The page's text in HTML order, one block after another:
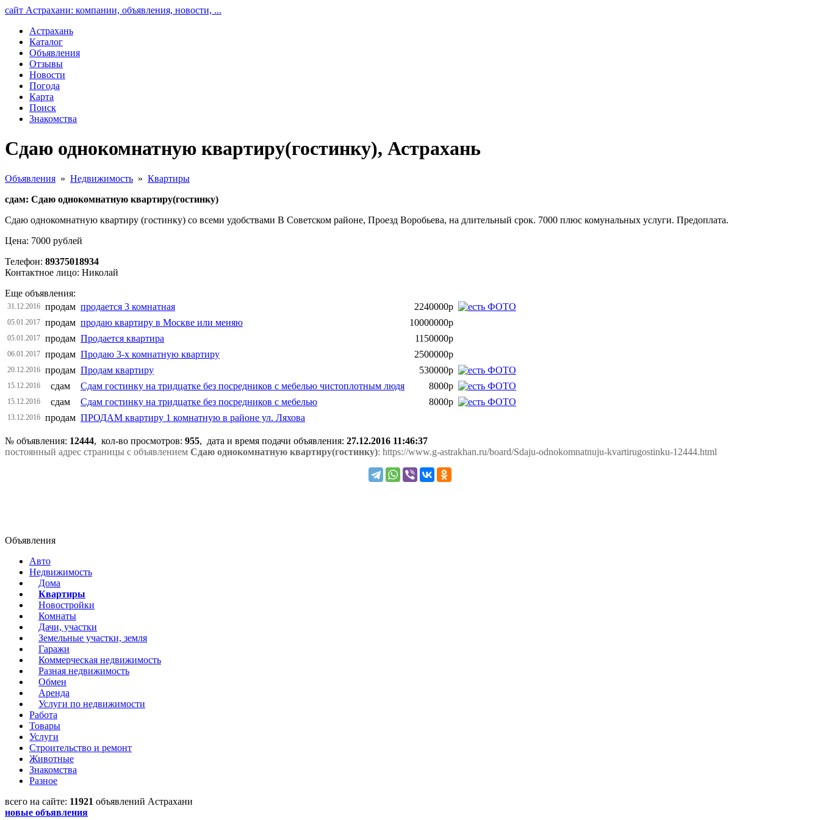
сайт Астрахани: компании, объявления, новости, ...
Астрахань
Каталог
Объявления
Отзывы
Новости
Погода
Карта
Поиск
Знакомства
Сдаю однокомнатную квартиру(гостинку), Астрахань
Объявления » Недвижимость » Квартиры
сдам: Сдаю однокомнатную квартиру(гостинку)
Сдаю однокомнатную квартиру (гостинку) со всеми удобствами В Советском районе, Проезд Воробьева, на длительный срок. 7000 плюс комунальных услуги. Предоплата.
Цена: 7000 рублей
Телефон: 89375018934
Контактное лицо: Николай
Еще объявления:
31.12.2016 продам продается 3 комнатная 2240000р
05.01.2017 продам продаю квартиру в Москве или меняю 10000000р
05.01.2017 продам Продается квартира 1150000р
06.01.2017 продам Продаю 3-х комнатную квартиру 2500000р
20.12.2016 продам Продам квартиру 530000р
15.12.2016 сдам Сдам гостинку на тридцатке без посредников с мебелью чистоплотным людя 8000р
15.12.2016 сдам Сдам гостинку на тридцатке без посредников с мебелью 8000р
13.12.2016 продам ПРОДАМ квартиру 1 комнатную в районе ул. Ляхова
№ объявления: 12444, кол-во просмотров: 955, дата и время подачи объявления: 27.12.2016 11:46:37
постоянный адрес страницы с объявлением Сдаю однокомнатную квартиру(гостинку): https://www.g-astrakhan.ru/board/Sdaju-odnokomnatnuju-kvartirugostinku-12444.html
Объявления
Авто
Недвижимость
Дома
Квартиры
Новостройки
Комнаты
Дачи, участки
Земельные участки, земля
Гаражи
Коммерческая недвижимость
Разная недвижимость
Обмен
Аренда
Услуги по недвижимости
Работа
Товары
Услуги
Строительство и ремонт
Животные
Знакомства
Разное
всего на сайте: 11921 объявлений Астрахани
новые объявления